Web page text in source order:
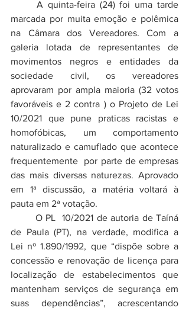
marcada por muita emoção e polêmica
na Câmara dos Vereadores. Com a
galeria lotada de representantes de
movimentos negros e entidades da
sociedade civil, os vereadores
aprovaram por ampla maioria (32 votos
favoráveis e 2 contra ) o Projeto de Lei
10/2021 que pune praticas racistas e
homofóbicas, um comportamento
naturalizado e camuflado que acontece
frequentemente  por parte de empresas
das mais diversas naturezas. Aprovado
em 1ª discussão, a matéria voltará à
pauta em 2ª votação.
	O PL
10/2021 de autoria de Taíná
Lei nº 1.890/1992, que “dispõe sobre a
concessão e renovação de licença para
localização de estabelecimentos que
mantenham serviços de segurança em
suas dependências”, acrescentando